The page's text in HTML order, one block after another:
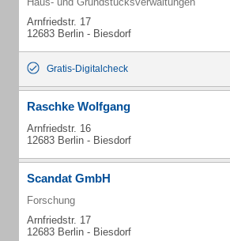
Arnfriedstr. 17
12683 Berlin - Biesdorf
Gratis-Digitalcheck
Raschke Wolfgang
Arnfriedstr. 16
12683 Berlin - Biesdorf
Scandat GmbH
Forschung
Arnfriedstr. 17
12683 Berlin - Biesdorf